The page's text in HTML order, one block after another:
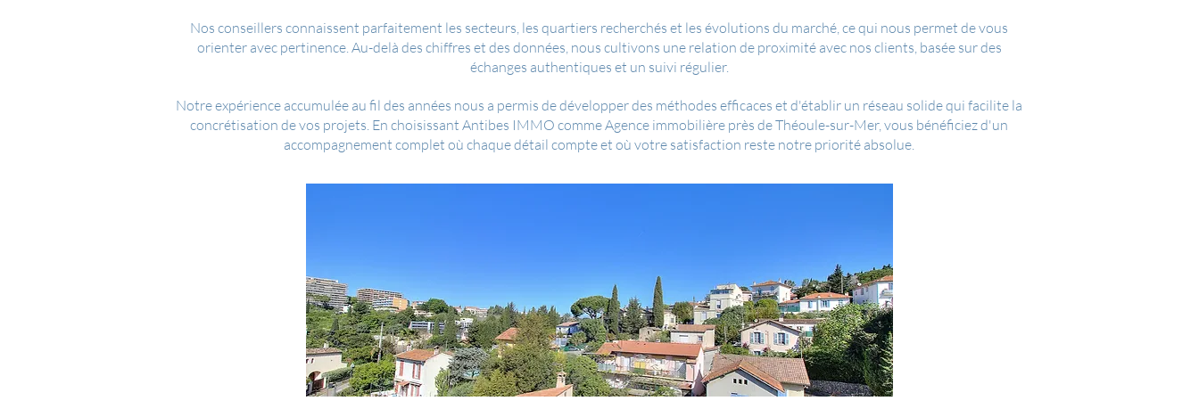
Nos conseillers connaissent parfaitement les secteurs, les quartiers recherchés et les évolutions du marché, ce qui nous permet de vous
orienter avec pertinence. Au-delà des chiffres et des données, nous cultivons une relation de proximité avec nos clients, basée sur des
échanges authentiques et un suivi régulier.
Notre expérience accumulée au fil des années nous a permis de développer des méthodes efficaces et d'établir un réseau solide qui facilite la
concrétisation de vos projets. En choisissant Antibes IMMO comme Agence immobilière près de Théoule-sur-Mer, vous bénéficiez d'un
accompagnement complet où chaque détail compte et où votre satisfaction reste notre priorité absolue.